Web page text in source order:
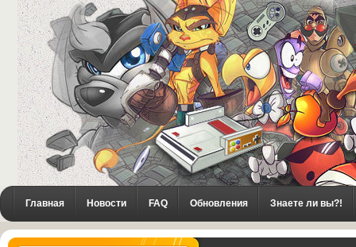
Главная Новости FAQ Обновления Знаете ли вы?!